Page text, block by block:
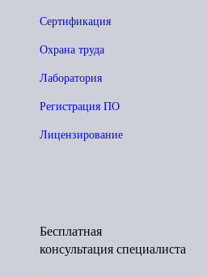
Сертификация
Охрана труда
Лаборатория
Регистрация ПО
Лицензирование
Бесплатная
консультация специалиста